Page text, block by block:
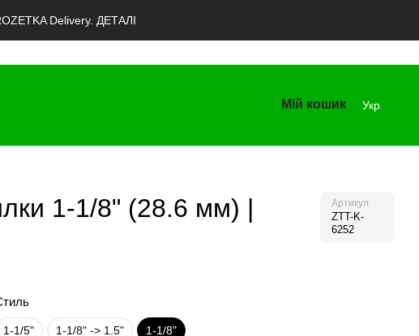
Delivery. ДЕТАЛІ
Мій кошик Укр
1-1/8" (28.6 мм) |
Артикул
ZTT-K-
6252
1-1/5" 1-1/8" -> 1.5" 1-1/8"